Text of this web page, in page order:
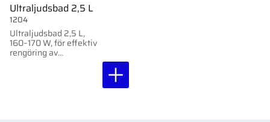
Ultraljudsbad 2,5 L
Ultraljudsbad 2,5 L,
160–170 W, för effektiv
rengöring av
1204